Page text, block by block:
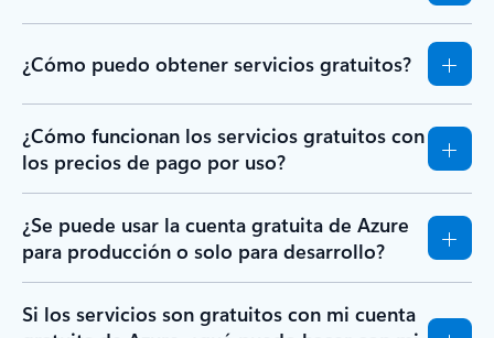
¿Cómo puedo obtener servicios gratuitos?
¿Cómo funcionan los servicios gratuitos con
los precios de pago por uso?
¿Se puede usar la cuenta gratuita de Azure
para producción o solo para desarrollo?
Si los servicios son gratuitos con mi cuenta